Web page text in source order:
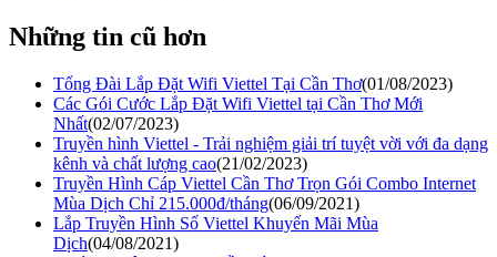
Những tin cũ hơn
Tổng Đài Lắp Đặt Wifi Viettel Tại Cần Thơ(01/08/2023)
Các Gói Cước Lắp Đặt Wifi Viettel tại Cần Thơ Mới
Nhất(02/07/2023)
Truyền hình Viettel - Trải nghiệm giải trí tuyệt vời với đa dạng
kênh và chất lượng cao(21/02/2023)
Truyền Hình Cáp Viettel Cần Thơ Trọn Gói Combo Internet
Mùa Dịch Chỉ 215.000đ/tháng(06/09/2021)
Lắp Truyền Hình Số Viettel Khuyến Mãi Mùa
Dịch(04/08/2021)